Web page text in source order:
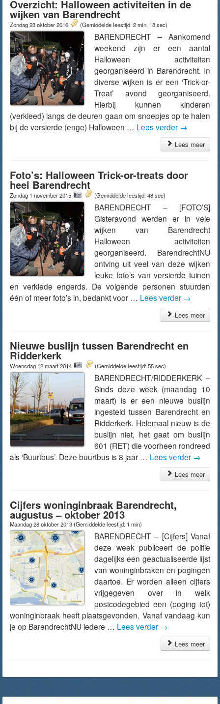
Overzicht: Halloween activiteiten in de
wijken van Barendrecht
Zondag 23 oktober 2016 (Gemiddelde leestijd: 2 min, 18 sec)
BARENDRECHT – Aankomend
weekend zijn er een aantal
Halloween activiteiten
georganiseerd in Barendrecht. In
diverse wijken is er een ‘Trick-or-
Treat’ avond georganiseerd.
Hierbij kunnen kinderen
(verkleed) langs de deuren gaan om snoepjes op te halen
bij de versierde (enge) Halloween … Lees verder →
Lees meer
Foto’s: Halloween Trick-or-treats door
heel Barendrecht
Zondag 1 november 2015 (Gemiddelde leestijd: 48 sec)
BARENDRECHT – [FOTO’S]
Gisteravond werden er in vele
wijken van Barendrecht
Halloween activiteiten
georganiseerd. BarendrechtNU
ontving uit veel van deze wijken
leuke foto’s van versierde tuinen
en verklede engerds. De volgende personen stuurden
één of meer foto’s in, bedankt voor … Lees verder →
Lees meer
Nieuwe buslijn tussen Barendrecht en
Ridderkerk
Woensdag 12 maart 2014 (Gemiddelde leestijd: 55 sec)
BARENDRECHT/RIDDERKERK –
Sinds deze week (maandag 10
maart) is er een nieuwe buslijn
ingesteld tussen Barendrecht en
Ridderkerk. Helemaal nieuw is de
buslijn niet, het gaat om buslijn
601 (RET) die voorheen rondreed
als ‘Buurtbus’. Deze buurtbus is 8 jaar … Lees verder →
Lees meer
Cijfers woninginbraak Barendrecht,
augustus – oktober 2013
Maandag 28 oktober 2013(Gemiddelde leestijd: 1 min)
BARENDRECHT – [Cijfers] Vanaf
deze week publiceert de politie
dagelijks een geactualiseerde lijst
van woninginbraken en pogingen
daartoe. Er worden alleen cijfers
vrijgegeven over in welk
postcodegebied een (poging tot)
woninginbraak heeft plaatsgevonden. Vanaf vandaag kun
je op BarendrechtNU iedere … Lees verder →
Lees meer